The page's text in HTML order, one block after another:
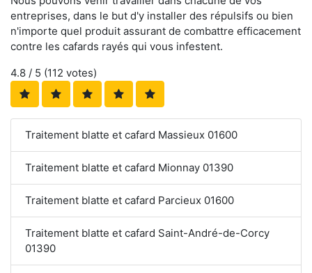
entreprises, dans le but d'y installer des répulsifs ou bien
n'importe quel produit assurant de combattre efficacement
contre les cafards rayés qui vous infestent.
4.8 / 5 (112 votes)
Traitement blatte et cafard Massieux 01600
Traitement blatte et cafard Mionnay 01390
Traitement blatte et cafard Parcieux 01600
Traitement blatte et cafard Saint-André-de-Corcy
01390